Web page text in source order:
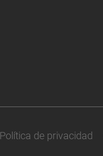
Política de privacidad